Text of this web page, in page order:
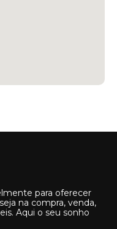
para oferecer
na compra, venda,
Aqui o seu sonho